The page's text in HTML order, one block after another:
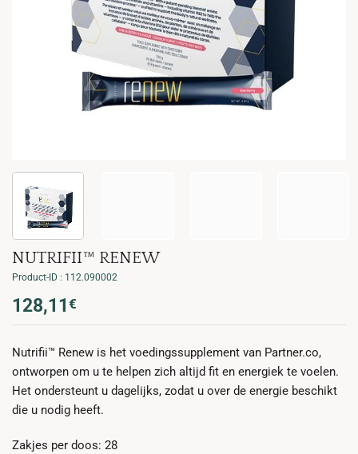
NUTRIFII™ RENEW
Product-ID : 112.090002
128,11 €
Nutrifii™ Renew is het voedingssupplement van Partner.co,
ontworpen om u te helpen zich altijd fit en energiek te voelen.
Het ondersteunt u dagelijks, zodat u over de energie beschikt
die u nodig heeft.
Zakjes per doos: 28